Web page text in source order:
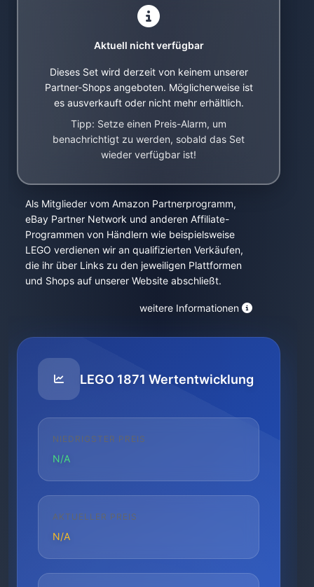
Aktuell nicht verfügbar
Dieses Set wird derzeit von keinem unserer
Partner-Shops angeboten. Möglicherweise ist
es ausverkauft oder nicht mehr erhältlich.
Tipp: Setze einen Preis-Alarm, um
benachrichtigt zu werden, sobald das Set
wieder verfügbar ist!
Als Mitglieder vom Amazon Partnerprogramm,
eBay Partner Network und anderen Affiliate-
Programmen von Händlern wie beispielsweise
LEGO verdienen wir an qualifizierten Verkäufen,
die ihr über Links zu den jeweiligen Plattformen
und Shops auf unserer Website abschließt.
weitere Informationen
LEGO 1871 Wertentwicklung
NIEDRIGSTER PREIS
N/A
AKTUELLER PREIS
N/A